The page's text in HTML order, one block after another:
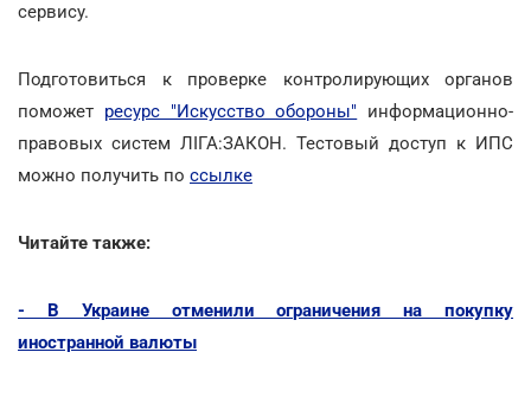
сервису.
Подготовиться к проверке контролирующих органов
поможет ресурс "Искусство обороны" информационно-
правовых систем ЛІГА:ЗАКОН. Тестовый доступ к ИПС
можно получить по ссылке
Читайте также:
- В Украине отменили ограничения на покупку
иностранной валюты